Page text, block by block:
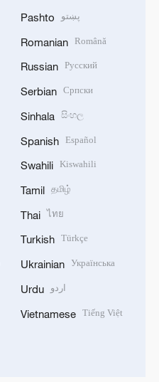
Pashto پښتو
Romanian Română
Russian Русский
Serbian Српски
Sinhala සිංහල
Spanish Español
Swahili Kiswahili
Tamil தமிழ்
Thai ไทย
Turkish Türkçe
Ukrainian Українська
Urdu اردو
Vietnamese Tiếng Việt